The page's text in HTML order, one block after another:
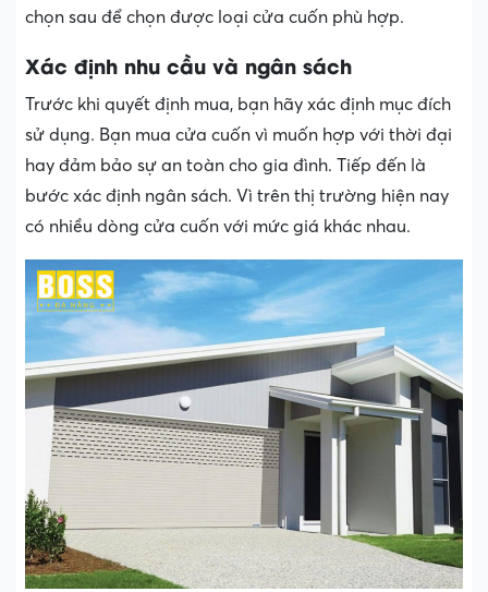
chọn sau để chọn được loại cửa cuốn phù hợp.
Xác định nhu cầu và ngân sách
Trước khi quyết định mua, bạn hãy xác định mục đích
sử dụng. Bạn mua cửa cuốn vì muốn hợp với thời đại
hay đảm bảo sự an toàn cho gia đình. Tiếp đến là
bước xác định ngân sách. Vì trên thị trường hiện nay
có nhiều dòng cửa cuốn với mức giá khác nhau.